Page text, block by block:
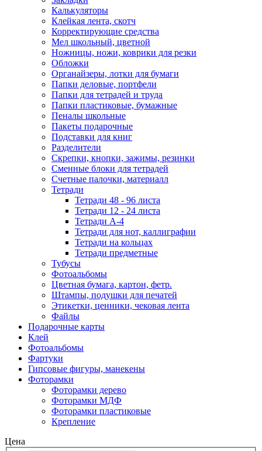
Калькуляторы
Клейкая лента, скотч
Корректирующие средства
Мел школьный, цветной
Ножницы, ножи, коврики для резки
Обложки
Органайзеры, лотки для бумаги
Папки деловые, портфели
Папки для тетрадей и труда
Папки пластиковые, бумажные
Пеналы школьные
Пакеты подарочные
Подставки для книг
Разделители
Скрепки, кнопки, зажимы, резинки
Сменные блоки для тетрадей
Счетные палочки, материалл
Тетради
Тетради 48 - 96 листа
Тетради 12 - 24 листа
Тетради А-4
Тетради для нот, каллиграфии
Тетради на кольцах
Тетради предметные
Тубусы
Фотоальбомы
Цветная бумага, картон, фетр.
Штампы, подушки для печатей
Этикетки, ценники, чековая лента
Файлы
Подарочные карты
Клей
Фотоальбомы
Фартуки
Гипсовые фигуры, манекены
Фоторамки
Фоторамки дерево
Фоторамки МДФ
Фоторамки пластиковые
Крепление
Цена